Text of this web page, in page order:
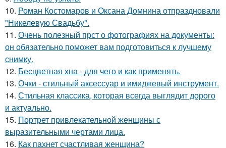
10. Роман Костомаров и Оксана Домнина отпраздновали
"Никелевую Свадьбу".
11. Очень полезный прст о фотографиях на документы:
он обязательно поможет вам подготовиться к лучшему
снимку.
12. Бесцветная хна - для чего и как применять.
13. Очки - стильный аксессуар и имиджевый инструмент.
14. Стильная классика, которая всегда выглядит дорого
и актуально.
15. Портрет привлекательной женщины с
выразительными чертами лица.
16. Как пахнет счастливая женщина?